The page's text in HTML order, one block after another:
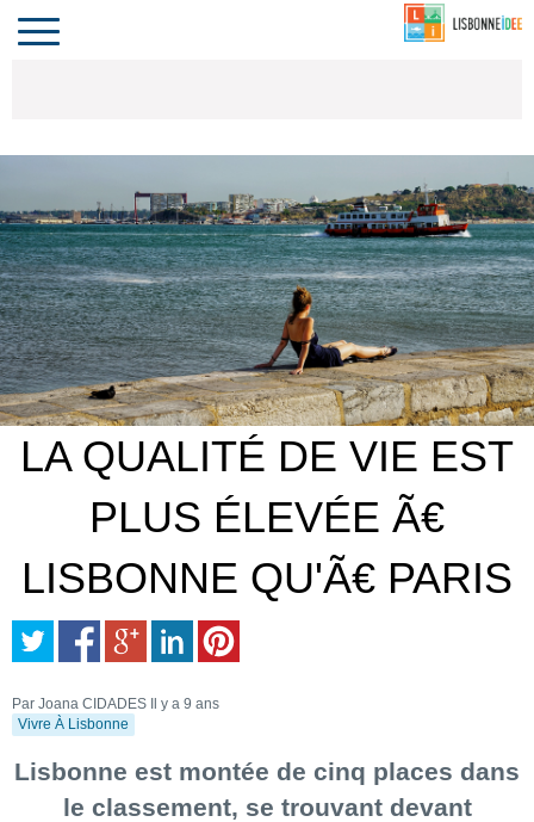
LE PORTUGAL
Toggle
navigation
LA QUALITÉ DE VIE EST
PLUS ÉLEVÉE Ã€
LISBONNE QU'Ã€ PARIS
Par Joana CIDADES Il y a 9 ans
Vivre À Lisbonne
Lisbonne est montée de cinq places dans
le classement, se trouvant devant